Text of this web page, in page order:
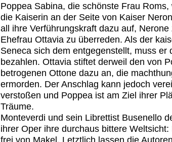
Poppea Sabina, die schönste Frau
die Kaiserin an der Seite von Kaiser
all ihre Verführungskraft dazu auf,
Ehefrau Ottavia zu überreden. Als der
Seneca sich dem entgegenstellt, muss er
bezahlen. Ottavia stiftet derweil den von
betrogenen Ottone dazu an, die
ermorden. Der Anschlag kann jedoch
verstoßen und Poppea ist am Ziel ihrer
Träume.
Monteverdi und sein Librettist Busenello
ihrer Oper ihre durchaus bittere
frei von Makel. Letztlich lassen die